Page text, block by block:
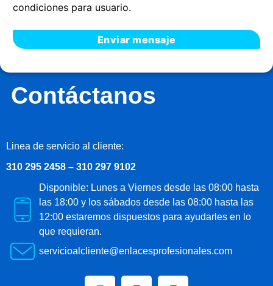
condiciones para usuario.
Contáctanos
Linea de servicio al cliente:
310 295 2458 – 310 297 9102
Disponible: Lunes a Viernes desde las 08:00 hasta
las 18:00 y los sábados desde las 08:00 hasta las
12:00 estaremos dispuestos para ayudarles en lo
que requieran.
servicioalcliente@enlacesprofesionales.com